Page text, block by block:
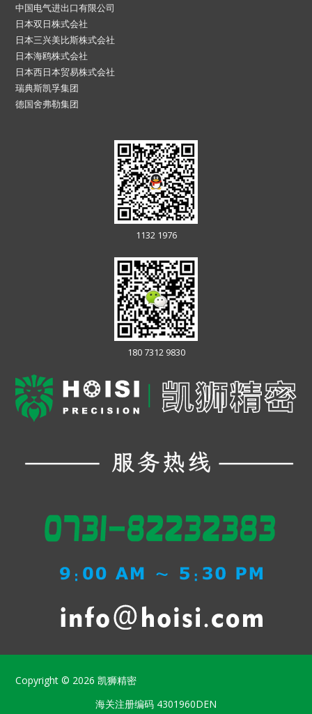
中国电气进出口有限公司
日本双日株式会社
日本三兴美比斯株式会社
日本海鸥株式会社
日本西日本贸易株式会社
瑞典斯凯孚集团
德国舍弗勒集团
1132 1976
180 7312 9830
Copyright © 2026凯狮精密
海关注册编码 4301960DEN